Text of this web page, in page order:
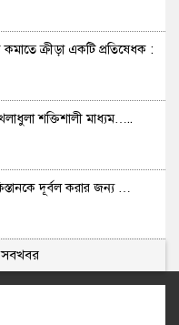
ক্রীড়া একটি প্রতিষেধক :
শক্তিশালী মাধ্যম…..
দূর্বল করার জন্য …